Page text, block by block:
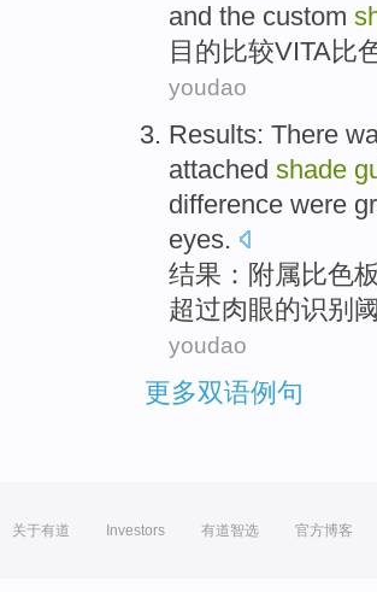
and the custom
目的 比较VITA比
youdao
Results: There
attached shade
difference were
eyes.
结果 ： 附属比色板
超过肉眼的识别
youdao
更多双语例句
关于有道 Investors 有道智选 官方博客